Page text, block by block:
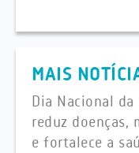
MAIS
Dia Nacional
reduz doenças,
e fortalece a